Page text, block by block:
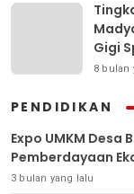
Gigi
8 bulan
PENDIDIKAN
Expo UMKM
Pemberdayaan
3 bulan yang lalu